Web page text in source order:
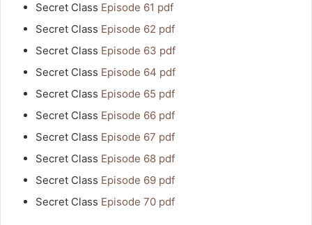
Secret Class Episode 61 pdf
Secret Class Episode 62 pdf
Secret Class Episode 63 pdf
Secret Class Episode 64 pdf
Secret Class Episode 65 pdf
Secret Class Episode 66 pdf
Secret Class Episode 67 pdf
Secret Class Episode 68 pdf
Secret Class Episode 69 pdf
Secret Class Episode 70 pdf